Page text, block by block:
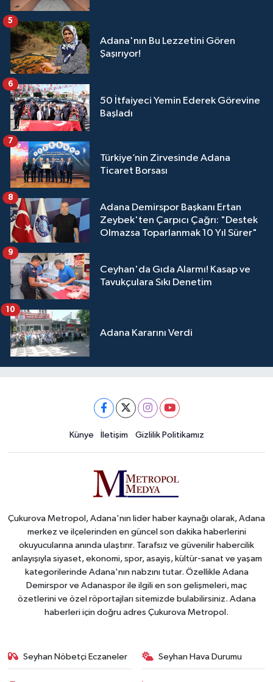
Adana'nın Bu Lezzetini Gören
Şaşırıyor!
5
50 İtfaiyeci Yemin Ederek Görevine
Başladı
6
Türkiye’nin Zirvesinde Adana
Ticaret Borsası
7
Adana Demirspor Başkanı Ertan
Zeybek'ten Çarpıcı Çağrı: "Destek
Olmazsa Toparlanmak 10 Yıl Sürer"
8
Ceyhan'da Gıda Alarmı! Kasap ve
Tavukçulara Sıkı Denetim
9
Adana Kararını Verdi
10
Künye İletişim Gizlilik Politikamız
Çukurova Metropol, Adana'nın lider haber kaynağı olarak, Adana
merkez ve ilçelerinden en güncel son dakika haberlerini
okuyucularına anında ulaştırır. Tarafsız ve güvenilir habercilik
anlayışıyla siyaset, ekonomi, spor, asayiş, kültür-sanat ve yaşam
kategorilerinde Adana'nın nabzını tutar. Özellikle Adana
Demirspor ve Adanaspor ile ilgili en son gelişmeleri, maç
özetlerini ve özel röportajları sitemizde bulabilirsiniz. Adana
haberleri için doğru adres Çukurova Metropol.
Seyhan Nöbetçi Eczaneler Seyhan Hava Durumu